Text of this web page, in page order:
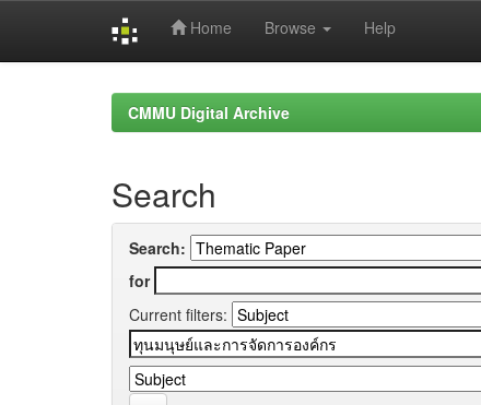
Home Browse Help
CMMU Digital Archive
Search
Search:
for
Current filters: